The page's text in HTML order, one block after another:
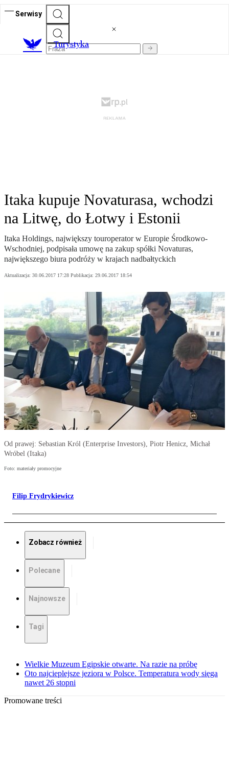
Serwisy
Turystyka
Itaka kupuje Novaturasa, wchodzi
na Litwę, do Łotwy i Estonii
Itaka Holdings, największy touroperator w Europie Środkowo-
Wschodniej, podpisała umowę na zakup spółki Novaturas,
największego biura podróży w krajach nadbałtyckich
Aktualizacja: 30.06.2017 17:28 Publikacja: 29.06.2017 18:54
Od prawej: Sebastian Król (Enterprise Investors), Piotr Henicz, Michał
Wróbel (Itaka)
Foto: materiały promocyjne
Filip Frydrykiewicz
Zobacz również
Polecane
Najnowsze
Tagi
Wielkie Muzeum Egipskie otwarte. Na razie na próbę
Oto najcieplejsze jeziora w Polsce. Temperatura wody sięga
nawet 26 stopni
Promowane treści